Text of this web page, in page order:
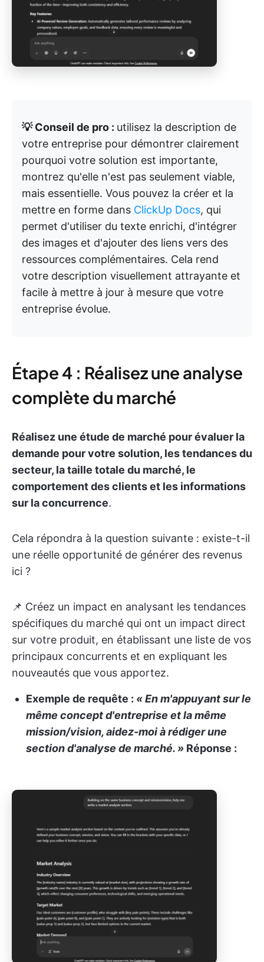
💡 Conseil de pro : utilisez la description de
votre entreprise pour démontrer clairement
pourquoi votre solution est importante,
montrez qu'elle n'est pas seulement viable,
mais essentielle. Vous pouvez la créer et la
mettre en forme dans ClickUp Docs, qui
permet d'utiliser du texte enrichi, d'intégrer
des images et d'ajouter des liens vers des
ressources complémentaires. Cela rend
votre description visuellement attrayante et
facile à mettre à jour à mesure que votre
entreprise évolue.
Étape 4 : Réalisez une analyse
complète du marché
Réalisez une étude de marché pour évaluer la
demande pour votre solution, les tendances du
secteur, la taille totale du marché, le
comportement des clients et les informations
sur la concurrence.
Cela répondra à la question suivante : existe-t-il
une réelle opportunité de générer des revenus
ici ?
📌 Créez un impact en analysant les tendances
spécifiques du marché qui ont un impact direct
sur votre produit, en établissant une liste de vos
principaux concurrents et en expliquant les
nouveautés que vous apportez.
Exemple de requête : « En m'appuyant sur le
même concept d'entreprise et la même
mission/vision, aidez-moi à rédiger une
section d'analyse de marché. » Réponse :